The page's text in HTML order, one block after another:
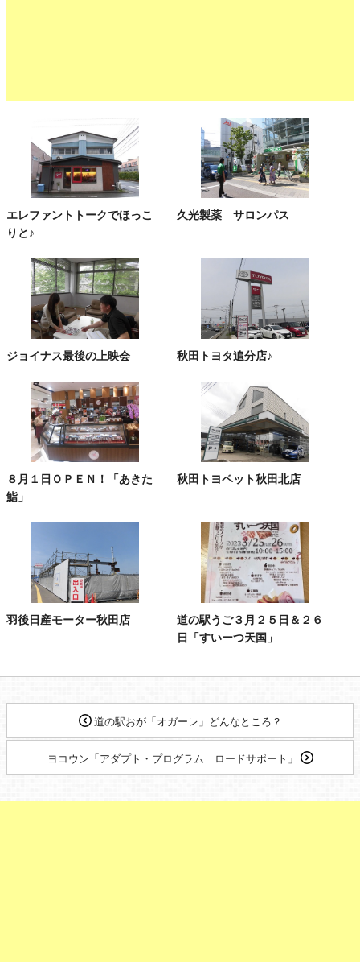
エレファントトークでほっこ
りと♪
久光製薬 サロンパス
ジョイナス最後の上映会 秋田トヨタ追分店♪
８月１日ＯＰＥＮ！「あきた
鮨」
秋田トヨペット秋田北店
羽後日産モーター秋田店
道の駅うご３月２５日＆２６
日「すいーつ天国」
道の駅おが「オガーレ」どんなところ？
ヨコウン「アダプト・プログラム ロードサポート」